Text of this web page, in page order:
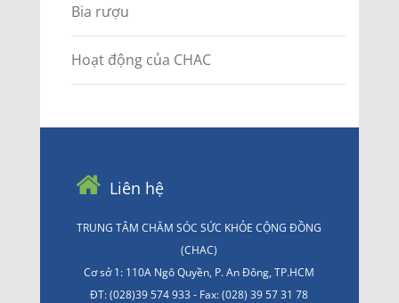
Bia rượu
Hoạt động của CHAC
Liên hệ
TRUNG TÂM CHĂM SÓC SỨC KHỎE CỘNG ĐỒNG
(CHAC)
Cơ sở 1: 110A Ngô Quyền, P. An Đông, TP.HCM
ĐT: (028)39 574 933 - Fax: (028) 39 57 31 78